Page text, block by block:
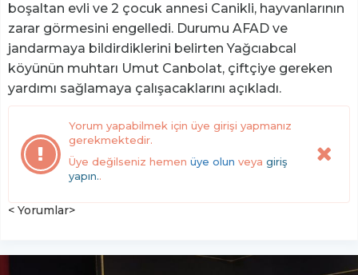
boşaltan evli ve 2 çocuk annesi Canikli, hayvanlarının
zarar görmesini engelledi. Durumu AFAD ve
jandarmaya bildirdiklerini belirten Yağcıabcal
köyünün muhtarı Umut Canbolat, çiftçiye gereken
yardımı sağlamaya çalışacaklarını açıkladı.
Yorum yapabilmek için üye girişi yapmanız
gerekmektedir.
Üye değilseniz hemen üye olun veya giriş
yapın..
< Yorumlar>